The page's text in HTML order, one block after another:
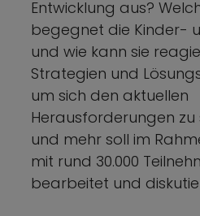
Entwicklung aus?
begegnet die Kinder-
und wie kann sie
Strategien und
um sich den aktuellen
Herausforderungen zu
und mehr soll im
mit rund 30.000
bearbeitet und